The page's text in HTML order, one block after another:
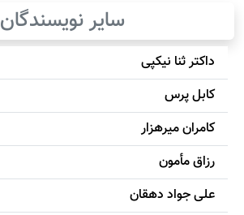
سایر نویسندگان
داکتر ثنا نیکپی
کابل پرس
کامران میرهزار
رزاق مأمون
علی جواد دهقان